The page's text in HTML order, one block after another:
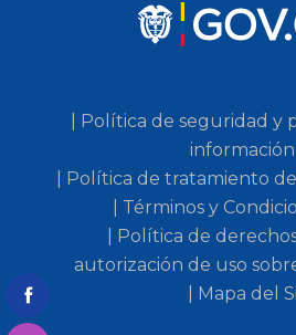
| Política de seguridad y
información |
| Política de tratamiento
| Términos y
| Política de
autorización de uso
| Mapa del